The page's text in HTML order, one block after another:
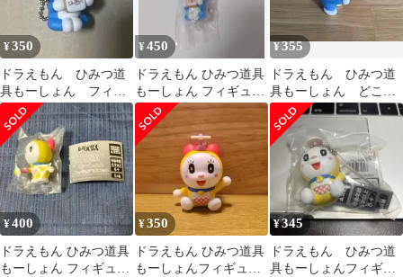
¥350
ドラえもん ひみつ道
具もーしょん フィギ
ュアマスコット ガチ
ャ
¥450
ドラえもん ひみつ道具
もーしょん フィギュア
マスコット ガチャガチ
ャ アンキパン
¥355
ドラえもん ひみつ道
具もーしょん どこで
もドア フィギュアマ
スコット
¥400
ドラえもん ひみつ道具
もーしょん フィギュア
¥350
ドラえもん ひみつ道具
もーしょんフィギュア
¥345
ドラえもん ひみつ道
具もーしょんフィギュ